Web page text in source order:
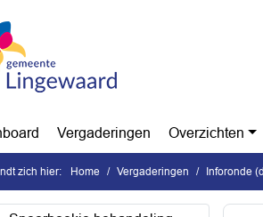
deze pagina
Vergaderingen Overzichten
zich hier: Home Vergaderingen Inforonde